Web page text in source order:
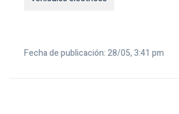
Fecha de publicación: 28/05, 3:41 pm